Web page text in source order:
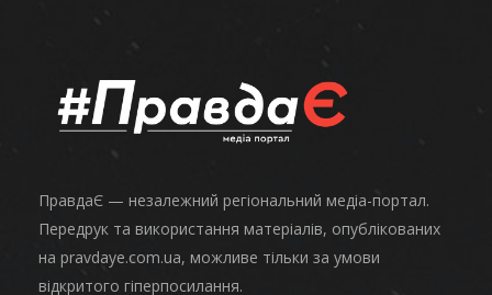
ПравдаЄ — незалежний регіональний медіа-портал.
Передрук та використання матеріалів, опублікованих
на pravdaye.com.ua, можливе тільки за умови
відкритого гіперпосилання.